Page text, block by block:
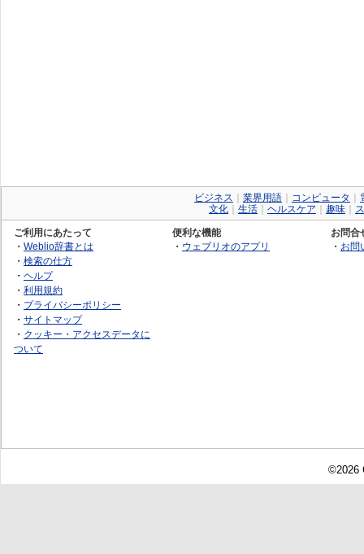
ビジネス 業界用語 コンピュータ
文化
生活 ヘルスケア 趣味
ご利用にあたって
・ Weblio辞書とは
・ 検索の仕方
・ ヘルプ
・ 利用規約
・ プライバシーポリシー
・ サイトマップ
・ クッキー・アクセスデータに
ついて
便利な機能
・ ウェブリオのアプリ
お問合
・ お問
©2026